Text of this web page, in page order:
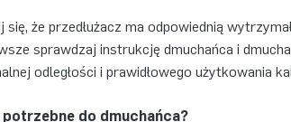
się, że przedłużacz ma odpowiednią
sprawdzaj instrukcję dmuchańca i
odległości i prawidłowego użytkowania
do dmuchańca?